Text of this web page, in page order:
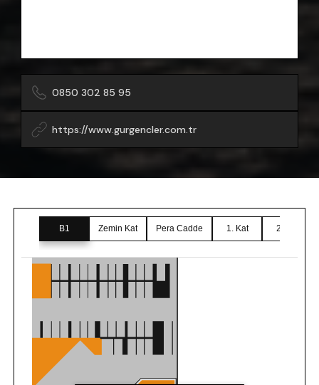
0850 302 85 95
https://www.gurgencler.com.tr